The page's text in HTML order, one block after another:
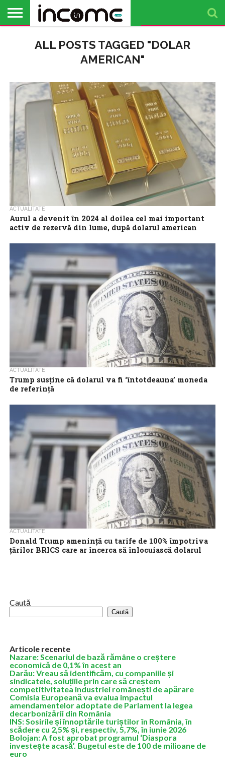
PROFIL DE
ANTREPRENOR
BUSINESS
ANALIZE
OPINII
FINANȚE
PERSONALE
LIBERALL POSTS TAGGED "DOLAR
AMERICAN"
ACTUALITATE
Aurul a devenit în 2024 al doilea cel mai important
activ de rezervă din lume, după dolarul american
lume, după dolarul american, în 2024, potrivit unui raport
publicat...
ACTUALITATE
Trump susține că dolarul va fi ‘întotdeauna’ moneda
de referință
referință’, în timp ce biletul verde este în cădere pe piețe,...
ACTUALITATE
Donald Trump ameninţă cu tarife de 100% împotriva
ţărilor BRICS care ar încerca să înlocuiască dolarul
Caută
Caută
Articole recente
Nazare: Scenariul de bază rămâne o creștere
economică de 0,1% în acest an
Darău: Vreau să identificăm, cu companiile și
sindicatele, soluțiile prin care să creștem
competitivitatea industriei românești de apărare
Comisia Europeană va evalua impactul
amendamentelor adoptate de Parlament la legea
decarbonizării din România
INS: Sosirile și înnoptările turiștilor în România, în
scădere cu 2,5% și, respectiv, 5,7%, în iunie 2026
Bolojan: A fost aprobat programul ‘Diaspora
investește acasă’. Bugetul este de 100 de milioane de
euro